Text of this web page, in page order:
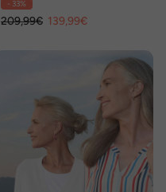
- 33%
209,99€ 139,99€